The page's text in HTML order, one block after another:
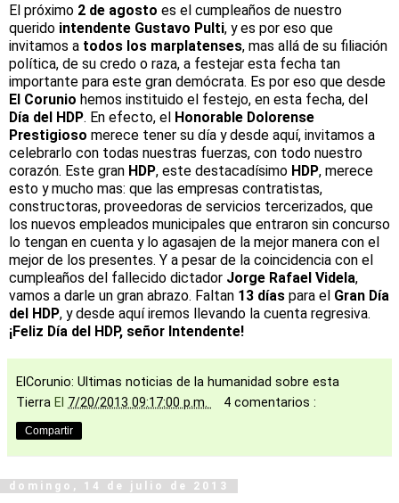
El próximo 2 de agosto es el cumpleaños de nuestro
querido intendente Gustavo Pulti, y es por eso que
invitamos a todos los marplatenses, mas allá de su filiación
política, de su credo o raza, a festejar esta fecha tan
importante para este gran demócrata. Es por eso que desde
El Corunio hemos instituido el festejo, en esta fecha, del
Día del HDP. En efecto, el Honorable Dolorense
Prestigioso merece tener su día y desde aquí, invitamos a
celebrarlo con todas nuestras fuerzas, con todo nuestro
corazón. Este gran HDP, este destacadísimo HDP, merece
esto y mucho mas: que las empresas contratistas,
constructoras, proveedoras de servicios tercerizados, que
los nuevos empleados municipales que entraron sin concurso
lo tengan en cuenta y lo agasajen de la mejor manera con el
mejor de los presentes. Y a pesar de la coincidencia con el
cumpleaños del fallecido dictador Jorge Rafael Videla,
vamos a darle un gran abrazo. Faltan 13 días para el Gran Día
del HDP, y desde aquí iremos llevando la cuenta regresiva.
¡Feliz Día del HDP, señor Intendente!
ElCorunio: Ultimas noticias de la humanidad sobre esta
Tierra El 7/20/2013 09:17:00 p.m. 4 comentarios :
Compartir
domingo, 14 de julio de 2013